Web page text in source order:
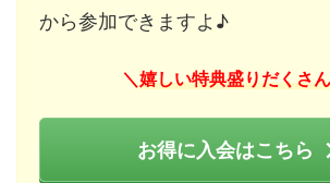
から参加できますよ♪
＼ 嬉しい特典盛りだくさ
お得に入会はこちら